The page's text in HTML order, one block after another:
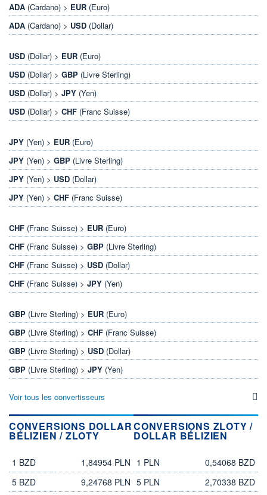
ADA (Cardano) > EUR (Euro)
ADA (Cardano) > USD (Dollar)
USD (Dollar) > EUR (Euro)
USD (Dollar) > GBP (Livre Sterling)
USD (Dollar) > JPY (Yen)
USD (Dollar) > CHF (Franc Suisse)
JPY (Yen) > EUR (Euro)
JPY (Yen) > GBP (Livre Sterling)
JPY (Yen) > USD (Dollar)
JPY (Yen) > CHF (Franc Suisse)
CHF (Franc Suisse) > EUR (Euro)
CHF (Franc Suisse) > GBP (Livre Sterling)
CHF (Franc Suisse) > USD (Dollar)
CHF (Franc Suisse) > JPY (Yen)
GBP (Livre Sterling) > EUR (Euro)
GBP (Livre Sterling) > CHF (Franc Suisse)
GBP (Livre Sterling) > USD (Dollar)
GBP (Livre Sterling) > JPY (Yen)
Voir tous les convertisseurs
CONVERSIONS DOLLAR
BÉLIZIEN / ZLOTY
dollar bélizien
zloty
1 BZD
1,84954 PLN
5 BZD
9,24768 PLN
CONVERSIONS ZLOTY /
DOLLAR BÉLIZIEN
zloty
dollar bélizien
1 PLN
0,54068 BZD
5 PLN
2,70338 BZD